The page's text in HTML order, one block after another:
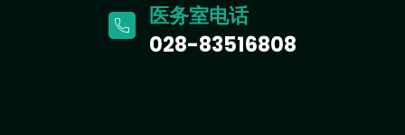
医务室电话
028-83516808